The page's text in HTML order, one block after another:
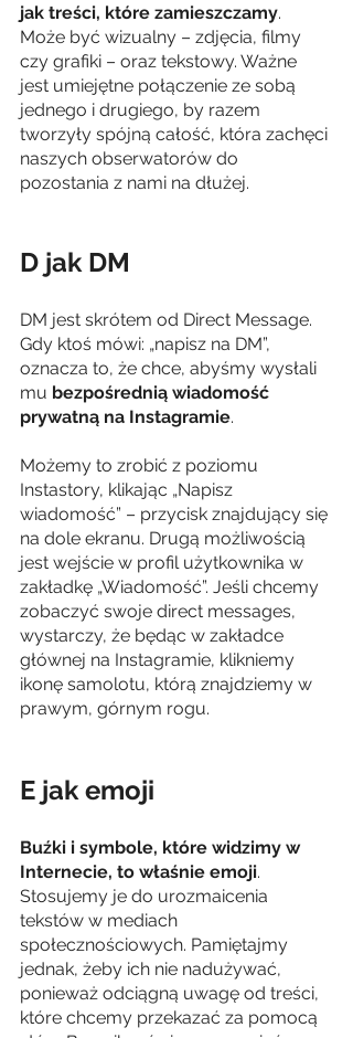
jak treści, które zamieszczamy.
Może być wizualny – zdjęcia, filmy
czy grafiki – oraz tekstowy. Ważne
jest umiejętne połączenie ze sobą
jednego i drugiego, by razem
tworzyły spójną całość, która zachęci
naszych obserwatorów do
pozostania z nami na dłużej.
D jak DM
DM jest skrótem od Direct Message.
Gdy ktoś mówi: „napisz na DM”,
oznacza to, że chce, abyśmy wysłali
mu bezpośrednią wiadomość
prywatną na Instagramie.
Możemy to zrobić z poziomu
Instastory, klikając „Napisz
wiadomość” – przycisk znajdujący się
na dole ekranu. Drugą możliwością
jest wejście w profil użytkownika w
zakładkę „Wiadomość”. Jeśli chcemy
zobaczyć swoje direct messages,
wystarczy, że będąc w zakładce
głównej na Instagramie, klikniemy
ikonę samolotu, którą znajdziemy w
prawym, górnym rogu.
E jak emoji
Buźki i symbole, które widzimy w
Internecie, to właśnie emoji.
Stosujemy je do urozmaicenia
tekstów w mediach
społecznościowych. Pamiętajmy
jednak, żeby ich nie nadużywać,
ponieważ odciągną uwagę od treści,
które chcemy przekazać za pomocą